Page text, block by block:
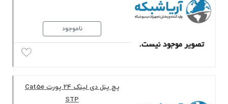
ناموجود
پچ پنل دی لینک 24 پورت Cat5e
STP